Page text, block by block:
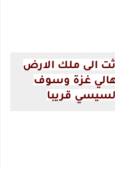
الى ملك الارض
غزة وسوف
قريبا